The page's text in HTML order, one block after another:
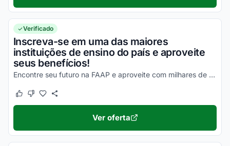
Verificado
Inscreva-se em uma das maiores
instituições de ensino do país e aproveite
seus benefícios!
Encontre seu futuro na FAAP e aproveite com milhares de benefícios ainda hoje!
Este cupom funcionou
Este cupom não funcionou
Ver oferta